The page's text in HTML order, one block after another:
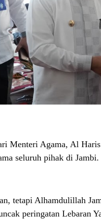
Menteri Agama, Al
seluruh pihak di Jambi.
tetapi Alhamdulillah
peringatan Lebaran